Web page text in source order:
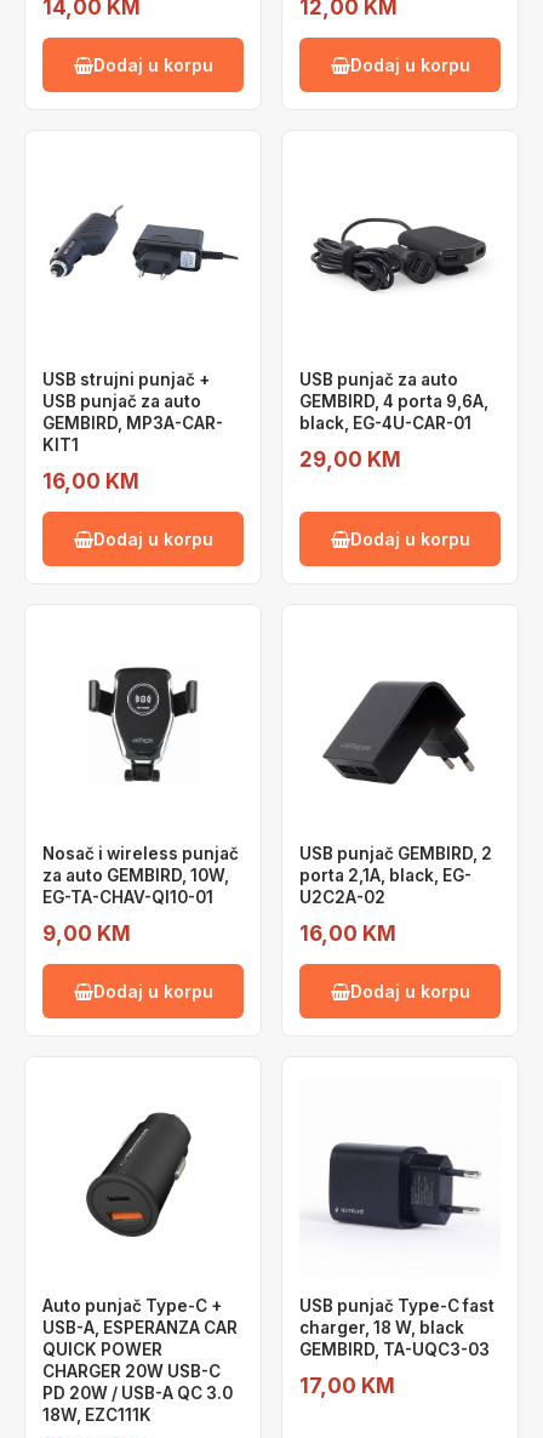
14,00 KM
Dodaj u korpu
12,00 KM
Dodaj u korpu
USB strujni punjač +
USB punjač za auto
GEMBIRD, MP3A-CAR-
KIT1
16,00 KM
Dodaj u korpu
USB punjač za auto
GEMBIRD, 4 porta 9,6A,
black, EG-4U-CAR-01
29,00 KM
Dodaj u korpu
Nosač i wireless punjač
za auto GEMBIRD, 10W,
EG-TA-CHAV-QI10-01
9,00 KM
Dodaj u korpu
USB punjač GEMBIRD, 2
porta 2,1A, black, EG-
U2C2A-02
16,00 KM
Dodaj u korpu
Auto punjač Type-C +
USB-A, ESPERANZA CAR
QUICK POWER
CHARGER 20W USB-C
PD 20W / USB-A QC 3.0
18W, EZC111K
USB punjač Type-C fast
charger, 18 W, black
GEMBIRD, TA-UQC3-03
17,00 KM